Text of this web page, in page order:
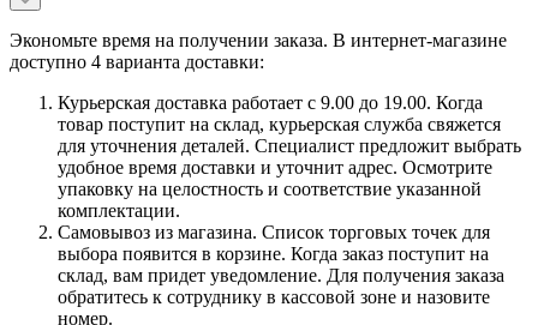
Экономьте время на получении заказа. В интернет-магазине
доступно 4 варианта доставки:
Курьерская доставка работает с 9.00 до 19.00. Когда
товар поступит на склад, курьерская служба свяжется
для уточнения деталей. Специалист предложит выбрать
удобное время доставки и уточнит адрес. Осмотрите
упаковку на целостность и соответствие указанной
комплектации.
Самовывоз из магазина. Список торговых точек для
выбора появится в корзине. Когда заказ поступит на
склад, вам придет уведомление. Для получения заказа
обратитесь к сотруднику в кассовой зоне и назовите
номер.